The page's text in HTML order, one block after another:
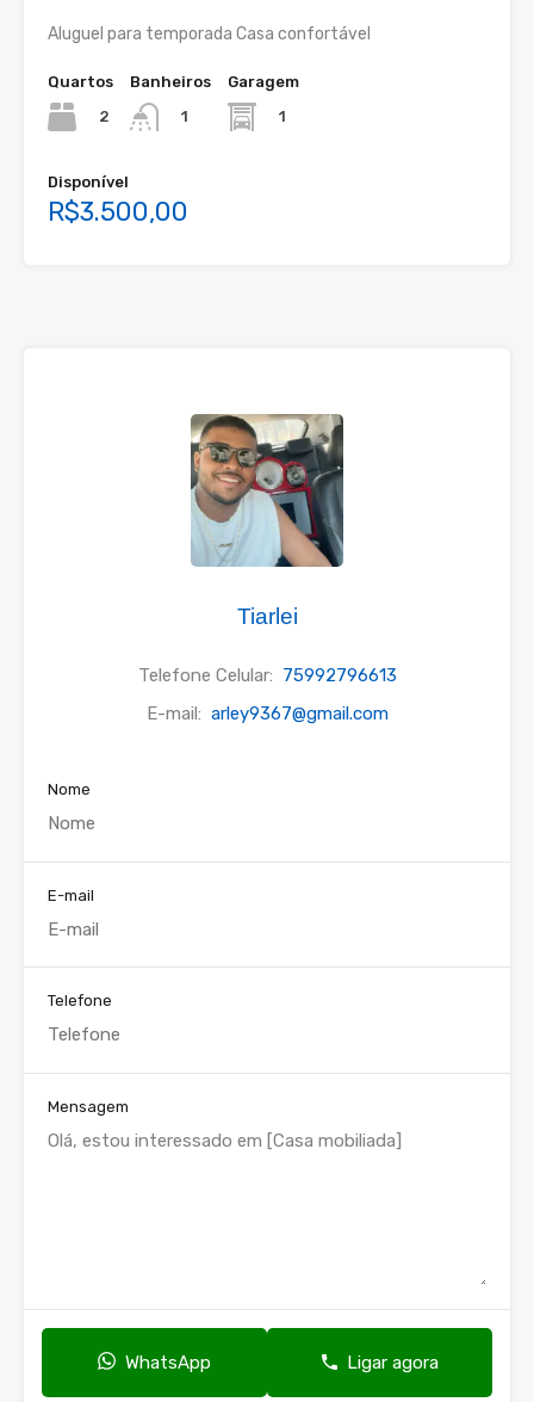
Aluguel para temporada Casa confortável
Quartos
2
Banheiros
1
Garagem
1
Disponível
R$3.500,00
Tiarlei
Telefone Celular: 75992796613
E-mail: arley9367@gmail.com
Nome
E-mail
Telefone
Mensagem
WhatsApp Ligar agora